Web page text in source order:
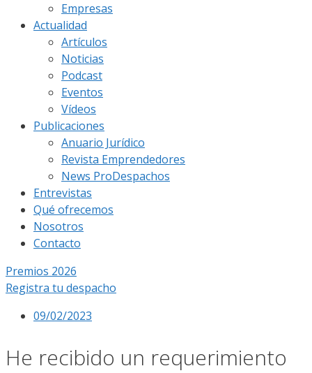
Empresas
Actualidad
Artículos
Noticias
Podcast
Eventos
Vídeos
Publicaciones
Anuario Jurídico
Revista Emprendedores
News ProDespachos
Entrevistas
Qué ofrecemos
Nosotros
Contacto
Premios 2026
Registra tu despacho
09/02/2023
He recibido un requerimiento